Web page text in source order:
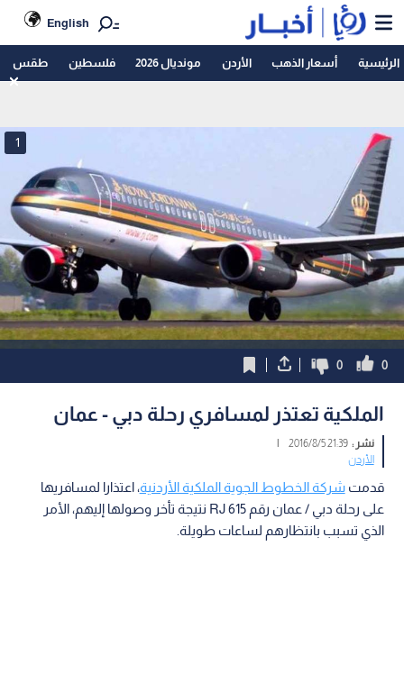
English
الرئيسية أسعار الذهب الأردن مونديال 2026 فلسطين طقس
1
0
0
الملكية تعتذر لمسافري رحلة دبي - عمان
نشر :21:39 2016/8/5
|
الأردن
قدمتشركة الخطوط الجوية الملكية الأردنية، اعتذارا لمسافريها
على رحلة دبي / عمان رقم RJ 615 نتيجة تأخر وصولها إليهم، الأمر
الذي تسبب بانتظارهم لساعات طويلة.